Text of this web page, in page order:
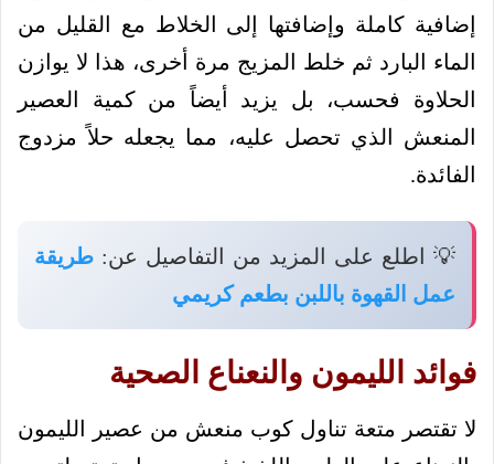
إضافية كاملة وإضافتها إلى الخلاط مع القليل من
الماء البارد ثم خلط المزيج مرة أخرى، هذا لا يوازن
الحلاوة فحسب، بل يزيد أيضاً من كمية العصير
المنعش الذي تحصل عليه، مما يجعله حلاً مزدوج
الفائدة.
💡 اطلع على المزيد من التفاصيل عن: طريقة
عمل القهوة باللبن بطعم كريمي
فوائد الليمون والنعناع الصحية
لا تقتصر متعة تناول كوب منعش من عصير الليمون